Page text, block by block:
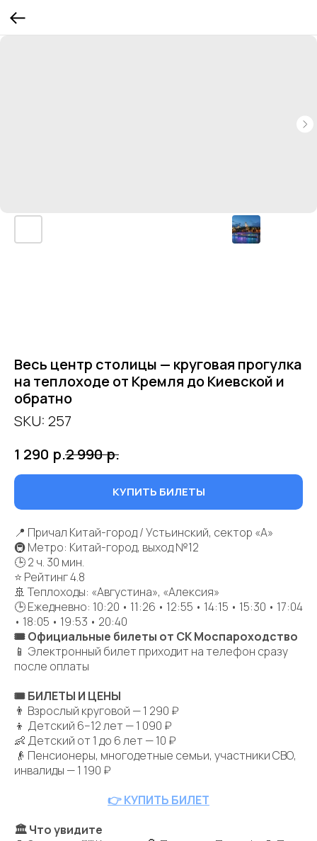
Весь центр столицы — круговая прогулка
на теплоходе от Кремля до Киевской и
обратно
SKU: 257
1 290 р.2 990 р.
КУПИТЬ БИЛЕТЫ
📍 Причал Китай-город / Устьинский, сектор «А»
🚇 Метро: Китай-город, выход №12
🕒 2 ч. 30 мин.
⭐ Рейтинг 4.8
🚢 Теплоходы: «Августина», «Алексия»
🕒 Ежедневно: 10:20 • 11:26 • 12:55 • 14:15 • 15:30 • 17:04
• 18:05 • 19:53 • 20:40
🎟 Официальные билеты от СК Моспароходство
📱 Электронный билет приходит на телефон сразу
после оплаты
🎟 БИЛЕТЫ И ЦЕНЫ
👨 Взрослый круговой — 1 290 ₽
👦 Детский 6–12 лет — 1 090 ₽
👶 Детский от 1 до 6 лет — 10 ₽
👴 Пенсионеры, многодетные семьи, участники СВО,
инвалиды — 1 190 ₽
👉 КУПИТЬ БИЛЕТ
🏛 Что увидите